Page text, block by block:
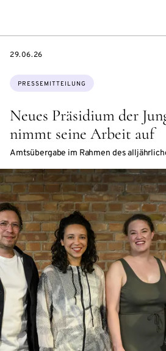
Neues Präsidium der
nimmt seine Arbeit auf
Amtsübergabe im Rahmen des
Themen:
PRESSEMITTEILUNG
DATE
29.06.26